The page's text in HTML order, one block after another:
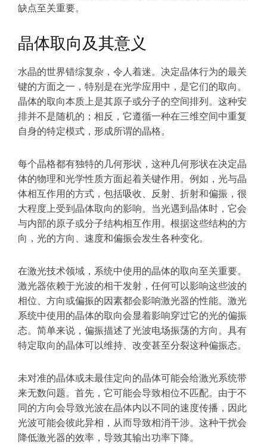
缺点至关重要。
晶体取向及其意义
水晶的世界错综复杂，令人着迷。决定晶体行为的最关
键的方面之一，特别是在光学应用中，是它们的取向。
晶体的取向本质上是其原子或分子的空间排列。这种安
排并不是随机的；相反，它遵循一种在三维空间中重复
自身的特定模式，形成所谓的晶格。
每个晶格都有独特的几何形状，这种几何形状在决定晶
体的物理和光学性质方面起着关键作用。例如，光与晶
体相互作用的方式，包括吸收、反射、折射和偏振，很
大程度上受到晶体取向的影响。当光遇到晶体时，它会
与内部的原子或分子结构相互作用。根据这些结构的方
向，光的方向、速度和偏振会发生各种变化。
在激光技术领域，系统中使用的晶体的取向至关重要。
激光器依赖于光波的相干发射，任何可以影响这些波的
相位、方向或偏振的因素都会影响激光器的性能。激光
系统中使用的晶体的取向会显着影响穿过它的光的偏振
态。简单来说，偏振描述了光波电场振荡的方向。具有
特定取向的晶体可以维持、改变甚至分裂这种偏振态。
未对准的晶体或未最佳定向的晶体可能会给激光系统带
来无数问题。首先，它可能会导致相位不匹配。由于不
同的方向会导致光波在晶体内以不同的速度传播，因此
光波可能会彼此异相，从而导致相消干涉。这种干扰会
降低激光器的效率，导致其输出功率下降。